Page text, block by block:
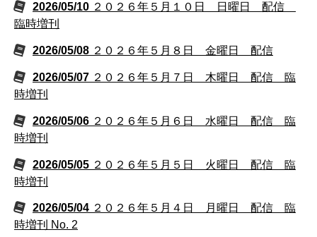
2026/05/10 ２０２６年５月１０日 日曜日 配信
臨時増刊
2026/05/08 ２０２６年５月８日 金曜日 配信
2026/05/07 ２０２６年５月７日 木曜日 配信 臨
時増刊
2026/05/06 ２０２６年５月６日 水曜日 配信 臨
時増刊
2026/05/05 ２０２６年５月５日 火曜日 配信 臨
時増刊
2026/05/04 ２０２６年５月４日 月曜日 配信 臨
時増刊 No. 2